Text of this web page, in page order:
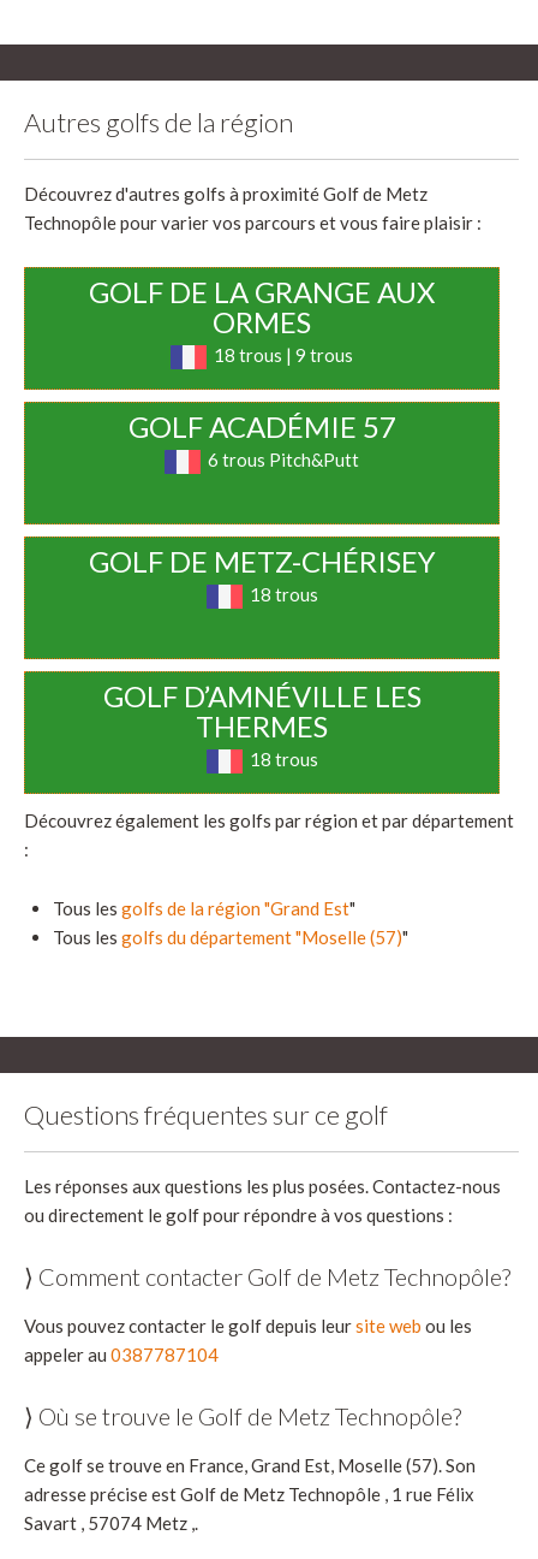
Autres golfs de la région
Découvrez d'autres golfs à proximité Golf de Metz
Technopôle pour varier vos parcours et vous faire plaisir :
GOLF DE LA GRANGE AUX
ORMES
18 trous | 9 trous
GOLF ACADÉMIE 57
6 trous Pitch&Putt
GOLF DE METZ-CHÉRISEY
18 trous
GOLF D’AMNÉVILLE LES
THERMES
18 trous
Découvrez également les golfs par région et par département
:
Tous les golfs de la région "Grand Est"
Tous les golfs du département "Moselle (57)"
Questions fréquentes sur ce golf
Les réponses aux questions les plus posées. Contactez-nous
ou directement le golf pour répondre à vos questions :
⟩ Comment contacter Golf de Metz Technopôle?
Vous pouvez contacter le golf depuis leursite web ou les
appeler au 0387787104
⟩ Où se trouve le Golf de Metz Technopôle?
Ce golf se trouve en France, Grand Est, Moselle (57). Son
adresse précise est Golf de Metz Technopôle , 1 rue Félix
Savart , 57074 Metz ,.